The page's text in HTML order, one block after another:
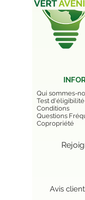
Qui sommes-
Test d'éligibilité
Conditions
Questions
Copropriété
Avis client